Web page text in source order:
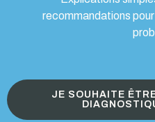
recommandations
JE SOUHAITE